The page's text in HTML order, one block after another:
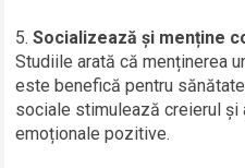
Socializează și menține
Studiile arată că menținerea
este benefică pentru
sociale stimulează creierul și
emoționale pozitive.